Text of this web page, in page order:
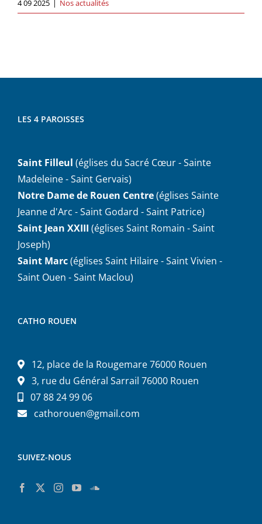
4 09 2025 Nos actualités
LES 4 PAROISSES
Saint Filleul (églises du Sacré Cœur - Sainte
Madeleine - Saint Gervais)
Notre Dame de Rouen Centre(églises Sainte
Jeanne d'Arc - Saint Godard - Saint Patrice)
Saint Jean XXIII (églises Saint Romain - Saint
Joseph)
Saint Marc(églises Saint Hilaire - Saint Vivien -
Saint Ouen - Saint Maclou)
CATHO ROUEN
12, place de la Rougemare 76000 Rouen
3, rue du Général Sarrail 76000 Rouen
07 88 24 99 06
cathorouen@gmail.com
SUIVEZ-NOUS